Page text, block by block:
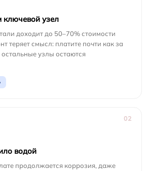
ключевой узел
доходит до 50–70% стоимости
теряет смысл: платите почти как за
остальные узлы остаются
02
водой
продолжается коррозия, даже